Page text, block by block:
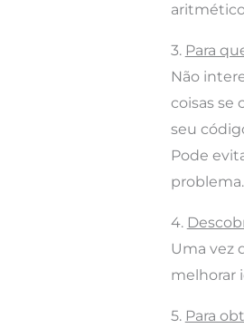
3. Para
Não
coisas se
seu
Pode
4.
Uma vez
melhorar
5. Para